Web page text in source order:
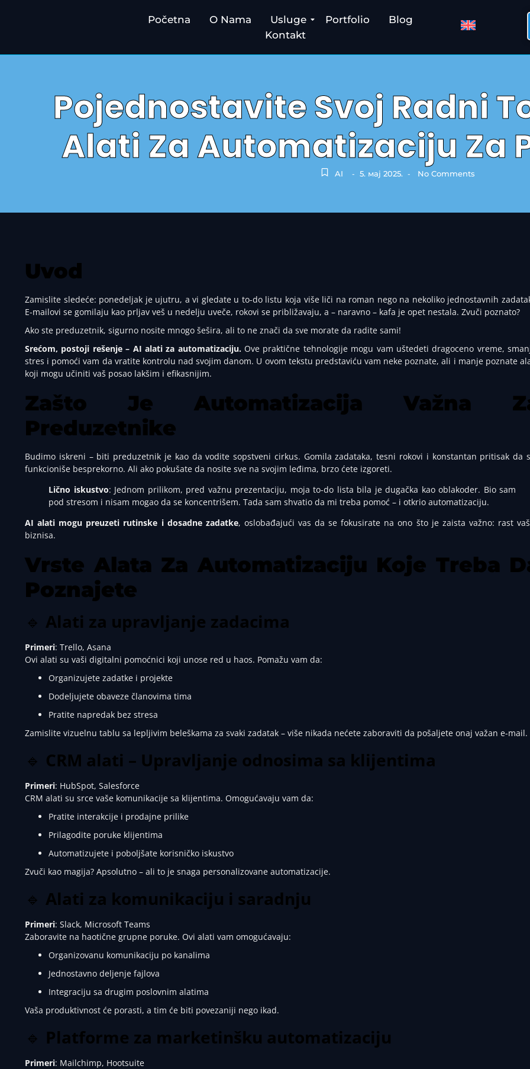
Početna O Nama Usluge Portfolio
Blog
Kontakt
Pojednostavite Svoj Radni
Alati Za Automatizaciju Za
AI - 5. мај 2025. - No Comments
Uvod
Zamislite sledeće: ponedeljak je ujutru, a vi gledate u to-do listu koja više liči na roman nego na nekoliko jednostavnih
E-mailovi se gomilaju kao prljav veš u nedelju uveče, rokovi se približavaju, a – naravno – kafa je opet nestala. Zvuči poznato?
Ako ste preduzetnik, sigurno nosite mnogo šešira, ali to ne znači da sve morate da radite sami!
Srećom, postoji rešenje – AI alati za automatizaciju.Ove praktične tehnologije mogu vam uštedeti dragoceno vreme,
stres i pomoći vam da vratite kontrolu nad svojim danom. U ovom tekstu predstaviću vam neke poznate, ali i manje poznate
koji mogu učiniti vaš posao lakšim i efikasnijim.
Zašto Je Automatizacija Važna
Preduzetnike
Budimo iskreni – biti preduzetnik je kao da vodite sopstveni cirkus. Gomila zadataka, tesni rokovi i konstantan pritisak da
funkcioniše besprekorno. Ali ako pokušate da nosite sve na svojim leđima, brzo ćete izgoreti.
Lično iskustvo: Jednom prilikom, pred važnu prezentaciju, moja to-do lista bila je dugačka kao oblakoder. Bio sam
pod stresom i nisam mogao da se koncentrišem. Tada sam shvatio da mi treba pomoć – i otkrio automatizaciju.
AI alati mogu preuzeti rutinske i dosadne zadatke, oslobađajući vas da se fokusirate na ono što je zaista važno: rast
biznisa.
Vrste Alata Za Automatizaciju Koje Treba
Poznajete
🔹 Alati za upravljanje zadacima
Primeri: Trello, Asana
Ovi alati su vaši digitalni pomoćnici koji unose red u haos. Pomažu vam da:
Organizujete zadatke i projekte
Dodeljujete obaveze članovima tima
Pratite napredak bez stresa
Zamislite vizuelnu tablu sa lepljivim beleškama za svaki zadatak – više nikada nećete zaboraviti da pošaljete onaj važan e-mail.
🔹 CRM alati – Upravljanje odnosima sa klijentima
Primeri: HubSpot, Salesforce
CRM alati su srce vaše komunikacije sa klijentima. Omogućavaju vam da:
Pratite interakcije i prodajne prilike
Prilagodite poruke klijentima
Automatizujete i poboljšate korisničko iskustvo
Zvuči kao magija? Apsolutno – ali to je snaga personalizovane automatizacije.
🔹 Alati za komunikaciju i saradnju
Primeri: Slack, Microsoft Teams
Zaboravite na haotične grupne poruke. Ovi alati vam omogućavaju:
Organizovanu komunikaciju po kanalima
Jednostavno deljenje fajlova
Integraciju sa drugim poslovnim alatima
Vaša produktivnost će porasti, a tim će biti povezaniji nego ikad.
🔹 Platforme za marketinšku automatizaciju
Primeri: Mailchimp, Hootsuite